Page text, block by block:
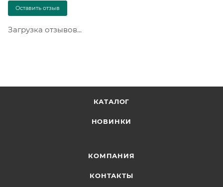
Оставить отзыв
Загрузка отзывов...
КАТАЛОГ
НОВИНКИ
КОМПАНИЯ
КОНТАКТЫ